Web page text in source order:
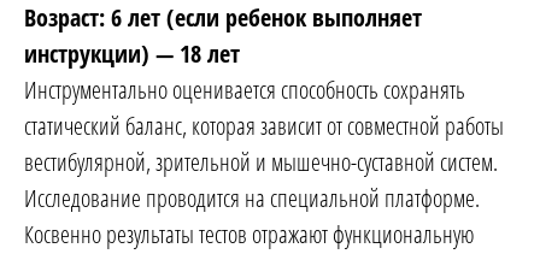
Возраст: 6 лет (если ребенок выполняет
инструкции) — 18 лет
Инструментально оценивается способность сохранять
статический баланс, которая зависит от совместной работы
вестибулярной, зрительной и мышечно-суставной систем.
Исследование проводится на специальной платформе.
Косвенно результаты тестов отражают функциональную